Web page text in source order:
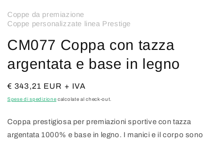
Coppe da premiazione
Coppe personalizzate linea Prestige
CM077 Coppa con tazza
argentata e base in legno
Prezzo
di
€ 343,21 EUR + IVA
Spese di spedizione calcolate al check-out.
Coppa prestigiosa per premiazioni sportive con tazza
argentata 1000% e base in legno. I manici e il corpo sono